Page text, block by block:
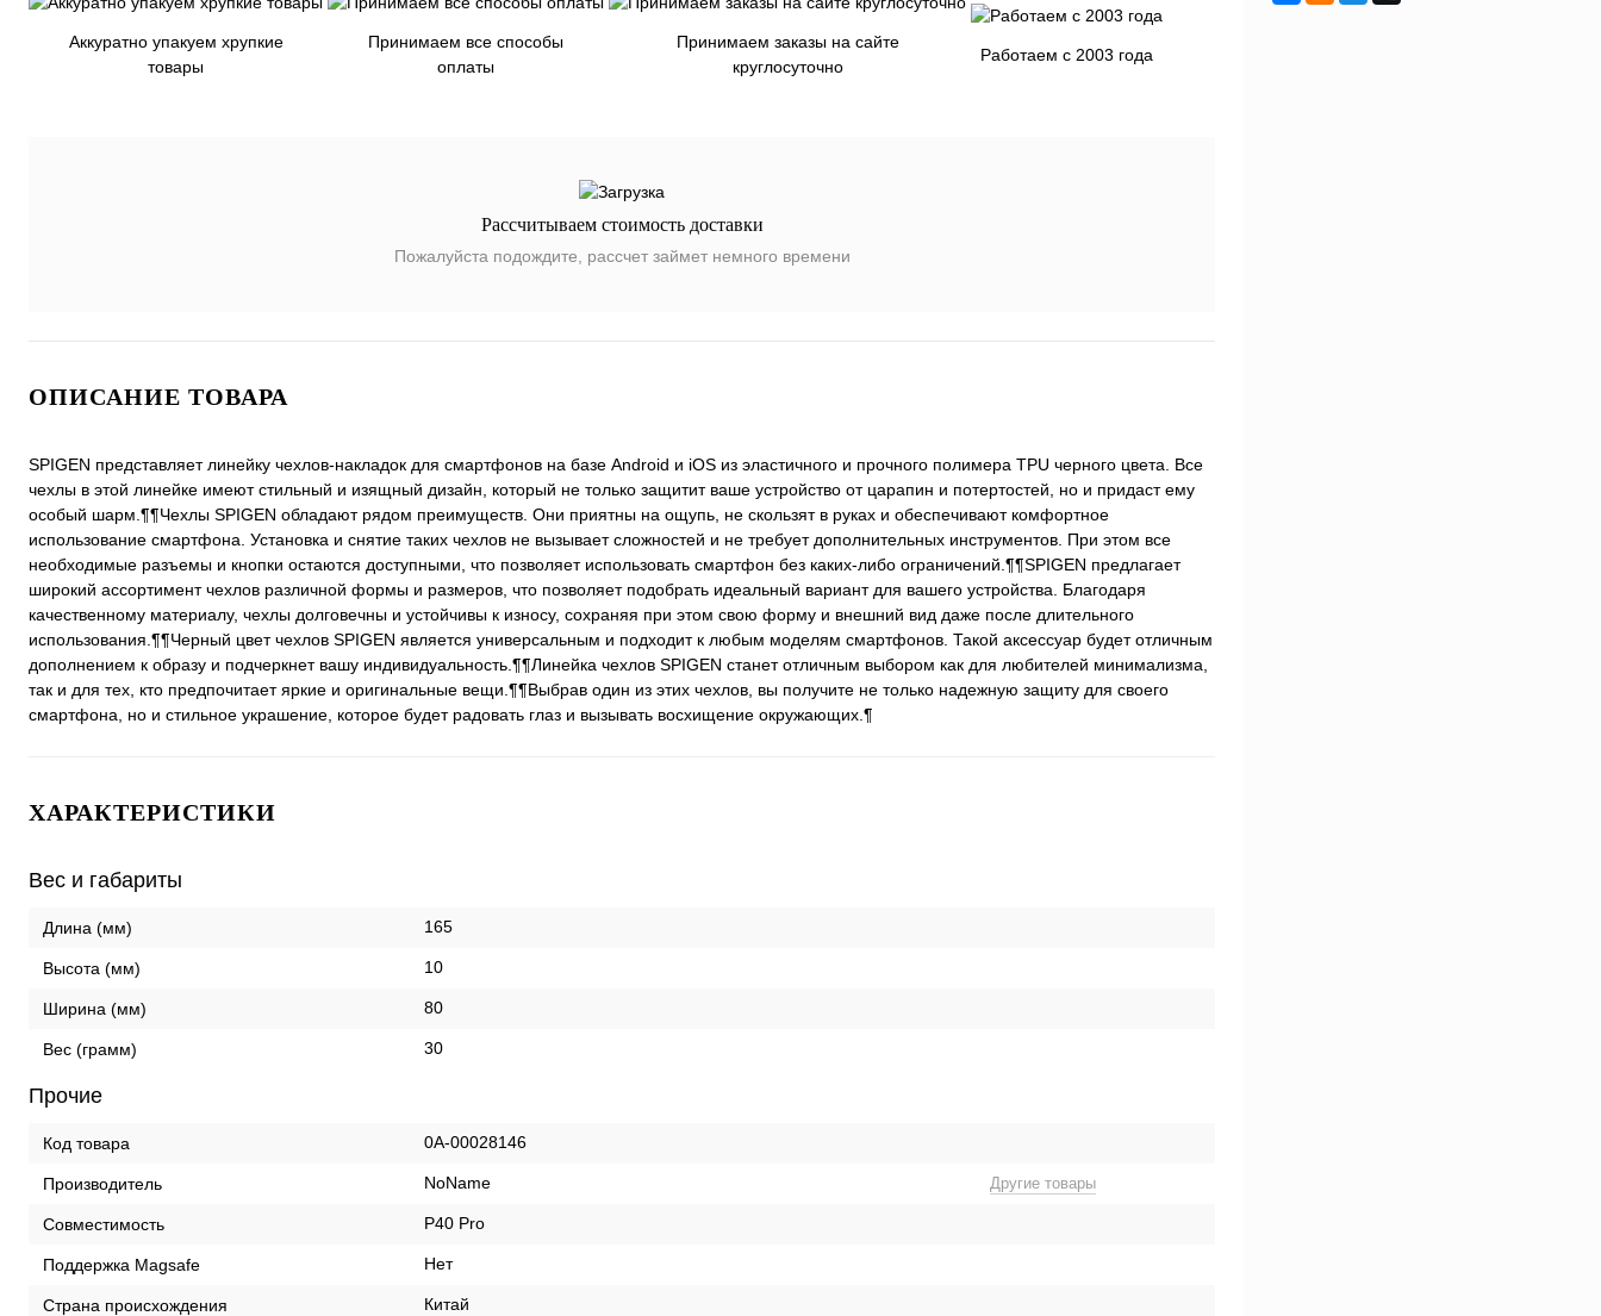
Аккуратно упакуем хрупкие
товары
Принимаем все способы
оплаты
Принимаем заказы на сайте
круглосуточно
Работаем с 2003 года
Рассчитываем стоимость доставки
Пожалуйста подождите, рассчет займет немного времени
ОПИСАНИЕ ТОВАРА
SPIGEN представляет линейку чехлов-накладок для смартфонов на базе Android и iOS из эластичного и прочного полимера TPU черного цвета. Все
чехлы в этой линейке имеют стильный и изящный дизайн, который не только защитит ваше устройство от царапин и потертостей, но и придаст ему
особый шарм.¶¶Чехлы SPIGEN обладают рядом преимуществ. Они приятны на ощупь, не скользят в руках и обеспечивают комфортное
использование смартфона. Установка и снятие таких чехлов не вызывает сложностей и не требует дополнительных инструментов. При этом все
необходимые разъемы и кнопки остаются доступными, что позволяет использовать смартфон без каких-либо ограничений.¶¶SPIGEN предлагает
широкий ассортимент чехлов различной формы и размеров, что позволяет подобрать идеальный вариант для вашего устройства. Благодаря
качественному материалу, чехлы долговечны и устойчивы к износу, сохраняя при этом свою форму и внешний вид даже после длительного
использования.¶¶Черный цвет чехлов SPIGEN является универсальным и подходит к любым моделям смартфонов. Такой аксессуар будет отличным
дополнением к образу и подчеркнет вашу индивидуальность.¶¶Линейка чехлов SPIGEN станет отличным выбором как для любителей минимализма,
так и для тех, кто предпочитает яркие и оригинальные вещи.¶¶Выбрав один из этих чехлов, вы получите не только надежную защиту для своего
смартфона, но и стильное украшение, которое будет радовать глаз и вызывать восхищение окружающих.¶
ХАРАКТЕРИСТИКИ
Вес и габариты
Длина (мм) 165
Высота (мм) 10
Ширина (мм) 80
Вес (грамм) 30
Прочие
Код товара 0А-00028146
Производитель NoName Другие товары
Совместимость P40 Pro
Поддержка Magsafe Нет
Страна происхождения Китай